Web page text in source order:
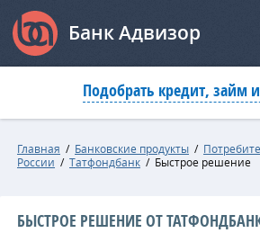
Банк Адвизор
Подобрать кредит, займ
Главная / Банковские продукты /
России / Татфондбанк / Быстрое решение
БЫСТРОЕ РЕШЕНИЕ ОТ